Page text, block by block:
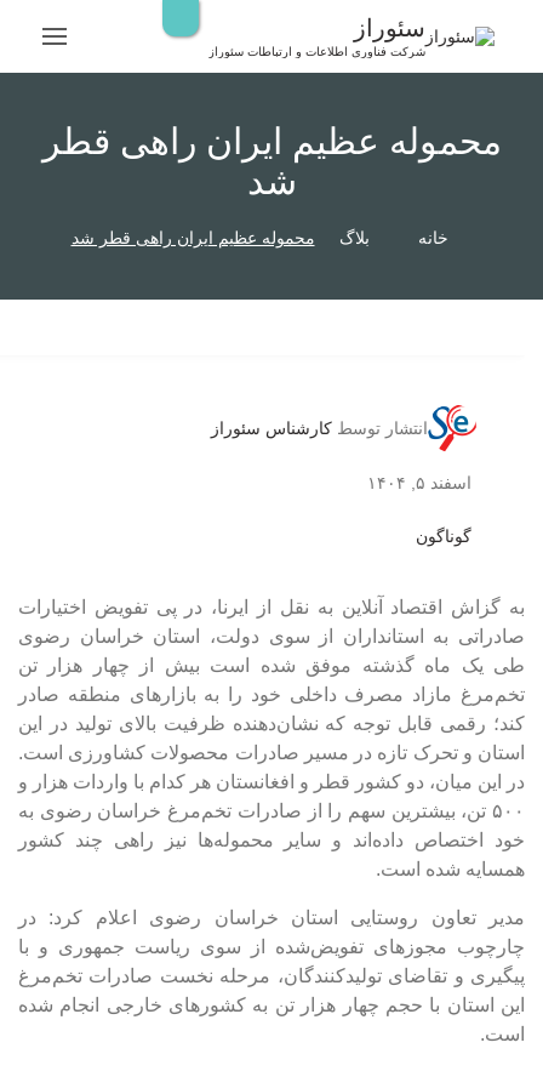
سئوراز
شرکت فناوری اطلاعات و ارتباطات سئوراز
محموله‌ عظیم ایران راهی قطر
شد
خانه بلاگ محموله‌ عظیم ایران راهی قطر شد
انتشار توسط کارشناس سئوراز
اسفند ۵, ۱۴۰۴
گوناگون
به گزاش اقتصاد آنلاین به نقل از ایرنا، در پی تفویض اختیارات
صادراتی به استانداران از سوی دولت، استان خراسان رضوی
طی یک ماه گذشته موفق شده است بیش از چهار هزار تن
تخم‌مرغ مازاد مصرف داخلی خود را به بازار‌های منطقه صادر
کند؛ رقمی قابل توجه که نشان‌دهنده ظرفیت بالای تولید در این
استان و تحرک تازه در مسیر صادرات محصولات کشاورزی است.
در این میان، دو کشور قطر و افغانستان هر کدام با واردات هزار و
۵۰۰ تن، بیشترین سهم را از صادرات تخم‌مرغ خراسان رضوی به
خود اختصاص داده‌اند و سایر محموله‌ها نیز راهی چند کشور
همسایه شده است.
مدیر تعاون روستایی استان خراسان رضوی اعلام کرد: در
چارچوب مجوز‌های تفویض‌شده از سوی ریاست جمهوری و با
پیگیری و تقاضای تولیدکنندگان، مرحله نخست صادرات تخم‌مرغ
این استان با حجم چهار هزار تن به کشور‌های خارجی انجام شده
است.